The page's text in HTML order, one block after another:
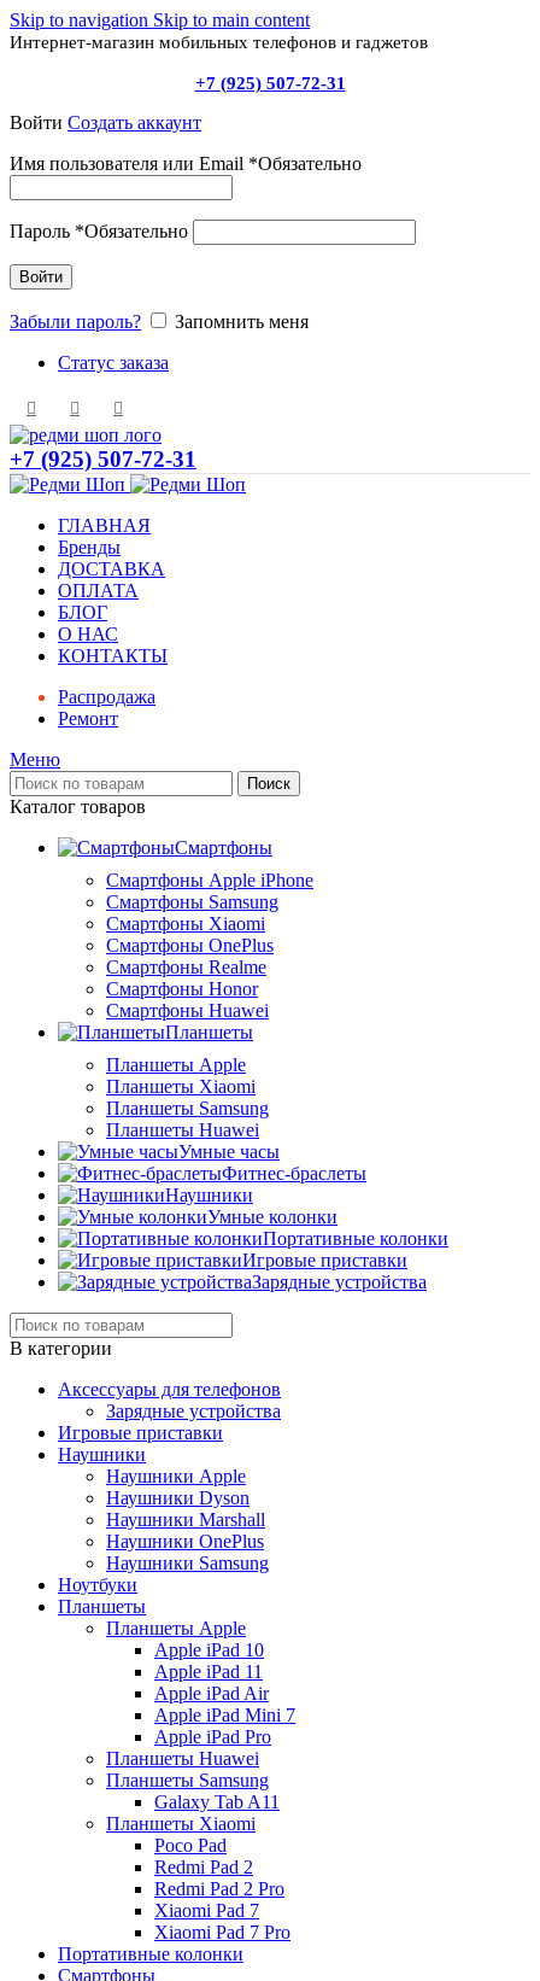
Skip to navigation Skip to main content
Интернет-магазин мобильных телефонов и гаджетов
+7 (925) 507-72-31
Войти Создать аккаунт
Имя пользователя или Email *Обязательно
Пароль *Обязательно
Войти
Забыли пароль?
Запомнить меня
Статус заказа
+7 (925) 507-72-31
ГЛАВНАЯ
Бренды
ДОСТАВКА
ОПЛАТА
БЛОГ
О НАС
КОНТАКТЫ
Распродажа
Ремонт
Меню
Поиск
Каталог товаров
Смартфоны
Смартфоны Apple iPhone
Смартфоны Samsung
Смартфоны Xiaomi
Смартфоны OnePlus
Смартфоны Realme
Смартфоны Honor
Смартфоны Huawei
Планшеты
Планшеты Apple
Планшеты Xiaomi
Планшеты Samsung
Планшеты Huawei
Умные часы
Фитнес-браслеты
Наушники
Умные колонки
Портативные колонки
Игровые приставки
Зарядные устройства
В категории
Аксессуары для телефонов
Зарядные устройства
Игровые приставки
Наушники
Наушники Apple
Наушники Dyson
Наушники Marshall
Наушники OnePlus
Наушники Samsung
Ноутбуки
Планшеты
Планшеты Apple
Apple iPad 10
Apple iPad 11
Apple iPad Air
Apple iPad Mini 7
Apple iPad Pro
Планшеты Huawei
Планшеты Samsung
Galaxy Tab A11
Планшеты Xiaomi
Poco Pad
Redmi Pad 2
Redmi Pad 2 Pro
Xiaomi Pad 7
Xiaomi Pad 7 Pro
Портативные колонки
Смартфоны